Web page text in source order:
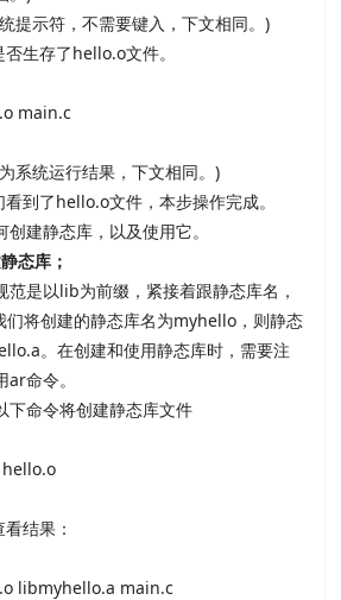
提示符，不需要键入，下文相同。)
生存了hello.o文件。
main.c
系统运行结果，下文相同。)
到了hello.o文件，本步操作完成。
建静态库，以及使用它。
态库；
范是以lib为前缀，紧接着跟静态库名，
们将创建的静态库名为myhello，则静态
。在创建和使用静态库时，需要注
ar命令。
下命令将创建静态库文件
结果：
libmyhello.a main.c